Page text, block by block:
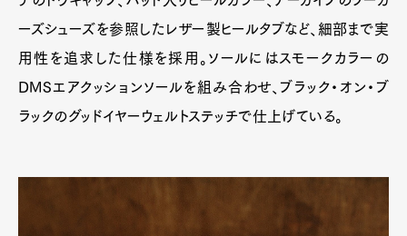
ーズシューズを参照したレザー製ヒールタブなど、細部まで実
用性を追求した仕様を採用。ソールにはスモークカラーの
DMSエアクッションソールを組み合わせ、ブラック・オン・ブ
ラックのグッドイヤーウェルトステッチで仕上げている。